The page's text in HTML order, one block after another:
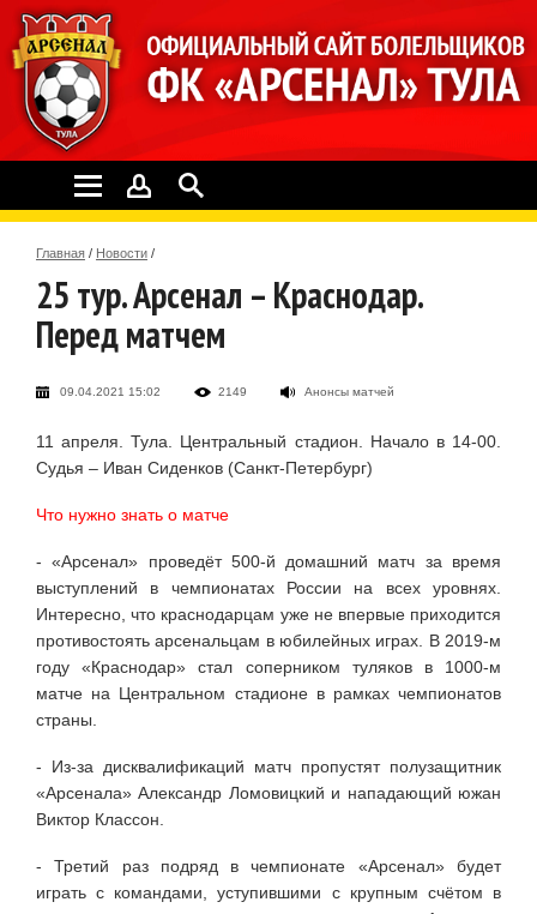
Главная / Новости /
25 тур. Арсенал – Краснодар.
Перед матчем
09.04.2021 15:02 2149 Анонсы матчей
11 апреля. Тула. Центральный стадион. Начало в 14-00.
Судья – Иван Сиденков (Санкт-Петербург)
Что нужно знать о матче
- «Арсенал» проведёт 500-й домашний матч за время
выступлений в чемпионатах России на всех уровнях.
Интересно, что краснодарцам уже не впервые приходится
противостоять арсенальцам в юбилейных играх. В 2019-м
году «Краснодар» стал соперником туляков в 1000-м
матче на Центральном стадионе в рамках чемпионатов
страны.
- Из-за дисквалификаций матч пропустят полузащитник
«Арсенала» Александр Ломовицкий и нападающий южан
Виктор Классон.
- Третий раз подряд в чемпионате «Арсенал» будет
играть с командами, уступившими с крупным счётом в